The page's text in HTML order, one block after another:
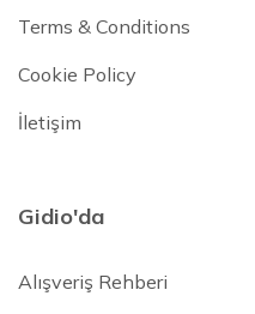
Terms & Conditions
Cookie Policy
İletişim
Gidio'da
Alışveriş Rehberi